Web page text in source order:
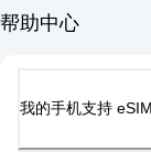
帮助中心
我的手机支持